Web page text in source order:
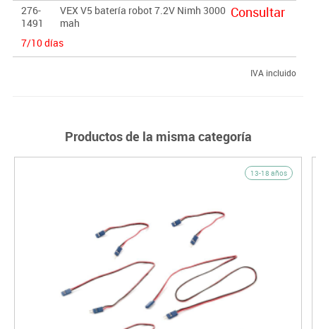
276-
1491
VEX V5 batería robot 7.2V Nimh 3000
mah
7/10 días
Consultar
IVA incluido
Productos de la misma categoría
13-18 años